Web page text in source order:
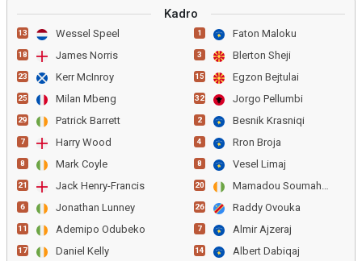
Kadro
13 Wessel Speel
18 James Norris
23 Kerr McInroy
25 Milan Mbeng
29 Patrick Barrett
7 Harry Wood
8 Mark Coyle
21 Jack Henry-Francis
6 Jonathan Lunney
11 Ademipo Odubeko
17 Daniel Kelly
1 Faton Maloku
3 Blerton Sheji
15 Egzon Bejtulai
32 Jorgo Pellumbi
2 Besnik Krasniqi
4 Rron Broja
8 Vesel Limaj
20 Mamadou Soumahoro
26 Raddy Ovouka
7 Almir Ajzeraj
14 Albert Dabiqaj